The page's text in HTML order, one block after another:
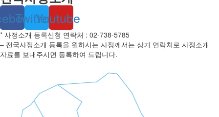
TwitterYoutube
* 사정소개 등록신청 연락처 : 02-738-5785
– 전국사정소개 등록을 원하시는 사정께서는 상기 연락처로 사정소개
자료를 보내주시면 등록하여 드립니다.